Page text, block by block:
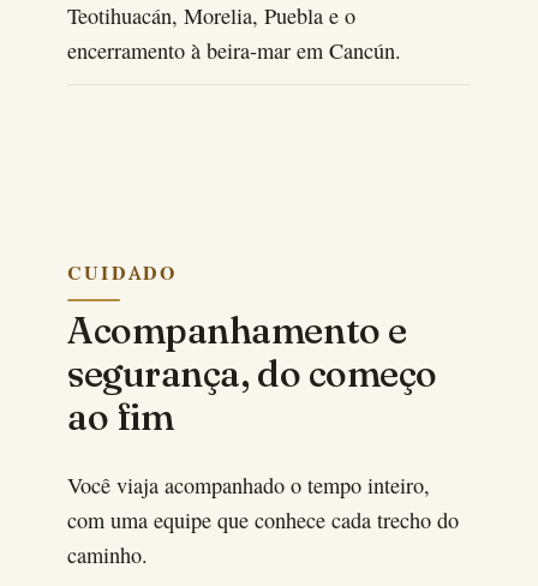
Teotihuacán, Morelia, Puebla e o
encerramento à beira-mar em Cancún.
CUIDADO
Acompanhamento e
segurança, do começo
ao fim
Você viaja acompanhado o tempo inteiro,
com uma equipe que conhece cada trecho do
caminho.